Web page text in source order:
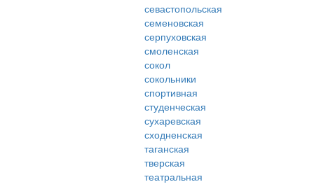
севастопольская
семеновская
серпуховская
смоленская
сокол
сокольники
спортивная
студенческая
сухаревская
сходненская
таганская
тверская
театральная